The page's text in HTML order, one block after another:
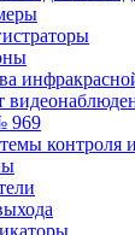
969
контроля